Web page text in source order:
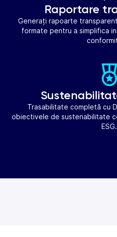
Raportare
Generați rapoarte
formate pentru a simplifica
Trasabilitate completă cu
obiectivele de sustenabilitate
ESG.